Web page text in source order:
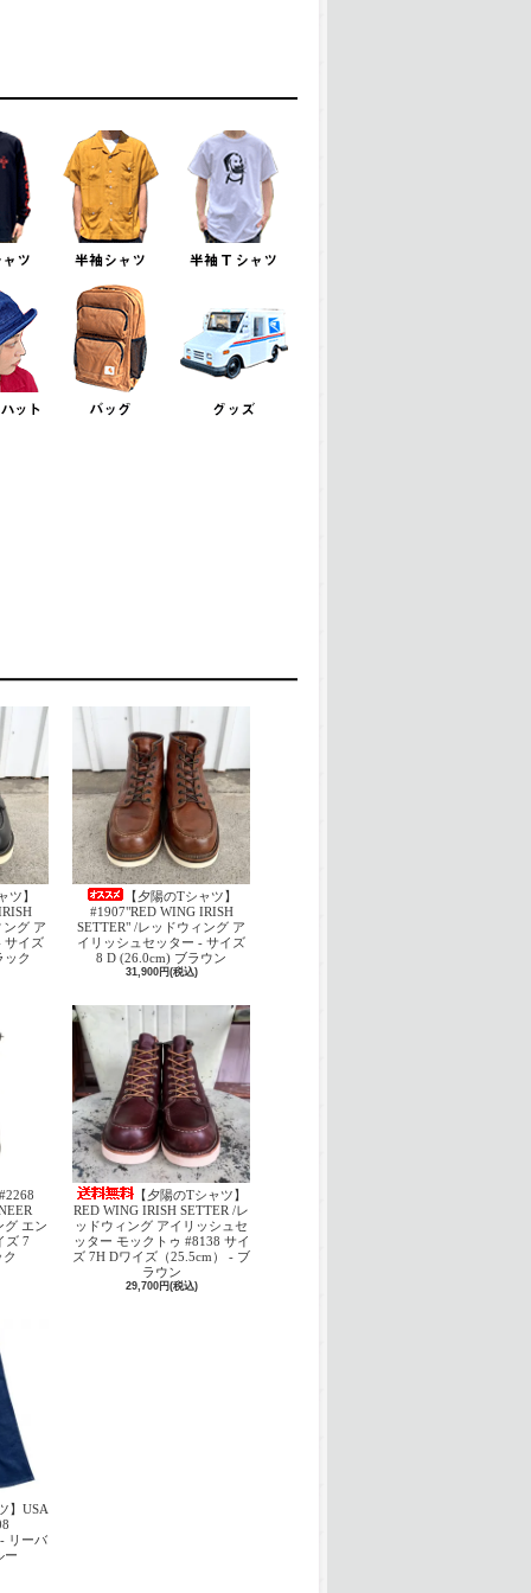
ツ】
ング ア
サイズ
ック
【夕陽のTシャツ】
#1907"RED WING IRISH
SETTER" /レッドウィング ア
イリッシュセッター - サイズ
8 D (26.0cm) ブラウン
31,900円(税込)
グ エン
ズ 7
【夕陽のTシャツ】
RED WING IRISH SETTER /レ
ッドウィング アイリッシュセ
ッター モックトゥ #8138 サイ
ズ 7H Dワイズ（25.5cm） - ブ
ラウン
29,700円(税込)
】USA
リーバ
ー